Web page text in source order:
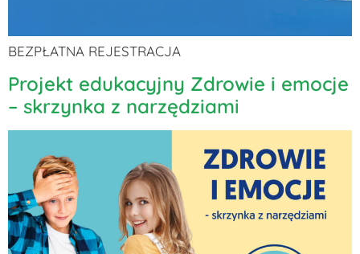
BEZPŁATNA REJESTRACJA
Projekt edukacyjny Zdrowie i emocje
– skrzynka z narzędziami